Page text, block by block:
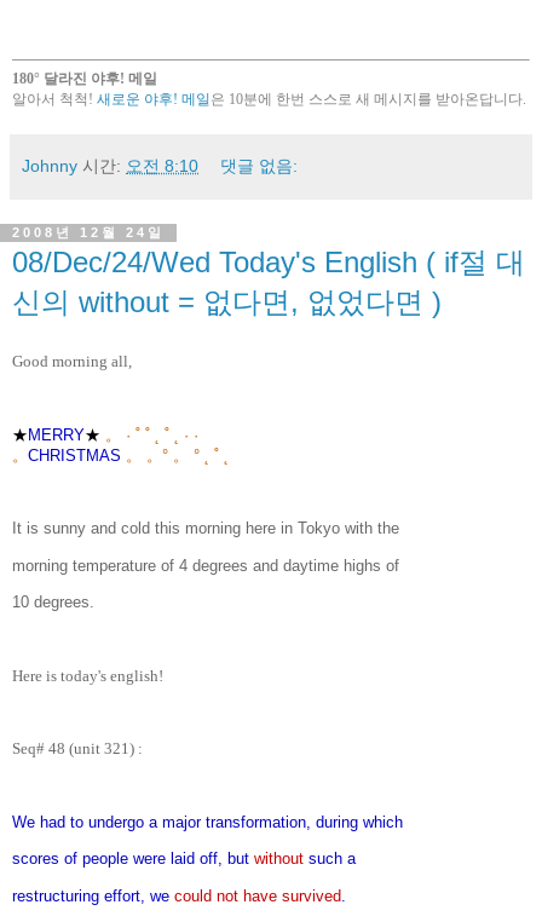
180° 달라진 야후! 메일
알아서 척척! 새로운 야후! 메일 은 10분에 한번 스스로 새 메시지를 받아온답니다.
Johnny 시간: 오전 8:10 댓글 없음:
2008년 12월 24일
08/Dec/24/Wed Today's English ( if절 대
신의 without = 없다면, 없었다면 )
Good morning all,
★ MERRY★ 。 · ˚ ˚ ˛ ˚ ˛ · ·
。 CHRISTMAS 。 。° 。 ° ˛ ˚ ˛
It is sunny and cold this morning here in Tokyo with the
morning temperature of 4 degrees and daytime highs of
10 degrees.
Here is today's english!
Seq# 48 (unit 321) :
We had to undergo a major transformation, during which
scores of people were laid off, but without such a
restructuring effort, we could not have survived